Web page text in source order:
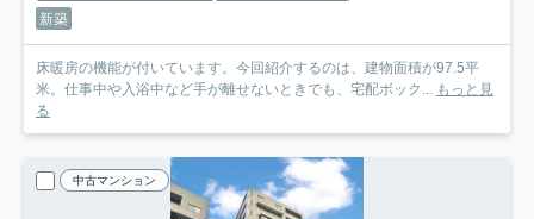
新築
床暖房の機能が付いています。今回紹介するのは、建物面積が97.5平
米。仕事中や入浴中など手が離せないときでも、宅配ボック... もっと見
る
中古マンション